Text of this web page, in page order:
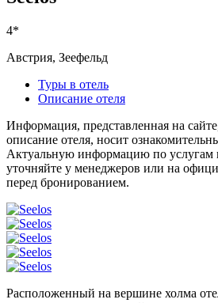
4*
Австрия, Зеефельд
Туры в отель
Описание отеля
Информация, представленная на
описание отеля, носит
Актуальную информацию по
уточняйте у менеджеров или на
перед бронированием.
Расположенный на вершине холма